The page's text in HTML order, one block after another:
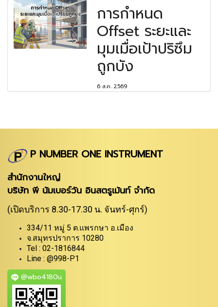
การกำหนด
Offset ระยะและ
มุมเมื่อเป้าปริซึม
ถูกบัง
6 ส.ค. 2569
P NUMBER ONE INSTRUMENT
สำนักงานใหญ่
บริษัท พี นัมเบอร์วัน อินสตรูเม้นท์ จำกัด
(เปิดบริการ 8.30-17.30 น. จันทร์-ศุกร์)
334/11 หมู่ 5 ต.แพรกษา อ.เมือง
จ.สมุทรปราการ 10280
Tel : 02-1816844
Line : @998-P1
@wbo4180u